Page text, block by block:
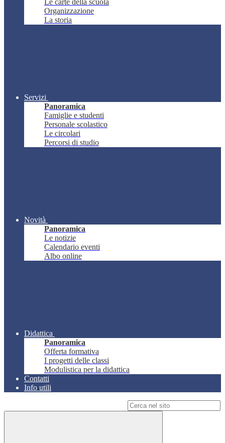
Le carte della scuola
Organizzazione
La storia
Servizi
Panoramica
Famiglie e studenti
Personale scolastico
Le circolari
Percorsi di studio
Novità
Panoramica
Le notizie
Calendario eventi
Albo online
Didattica
Panoramica
Offerta formativa
I progetti delle classi
Modulistica per la didattica
Contatti
Info utili